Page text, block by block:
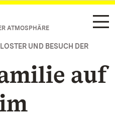
ATMOSPHÄRE
UND BESUCH DER
auf